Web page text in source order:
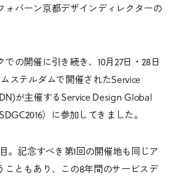
ォバーン京都デザインディレクターの
の開催に引き続き、10月27日・28日
ステルダムで開催されたService
が主催するService Design Global
）に参加してきました。
。記念すべき第1回の開催地も同じア
こともあり、この8年間のサービスデ